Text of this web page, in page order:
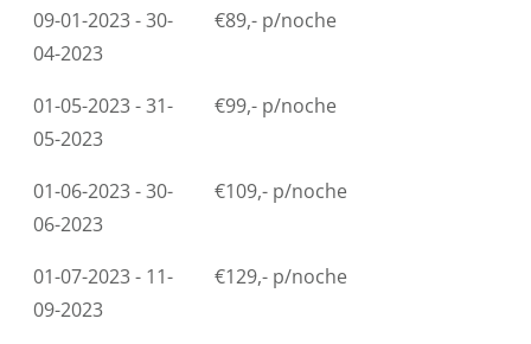
09-01-2023 - 30-
04-2023
€89,- p/noche
01-05-2023 - 31-
05-2023
€99,- p/noche
01-06-2023 - 30-
06-2023
€109,- p/noche
01-07-2023 - 11-
09-2023
€129,- p/noche